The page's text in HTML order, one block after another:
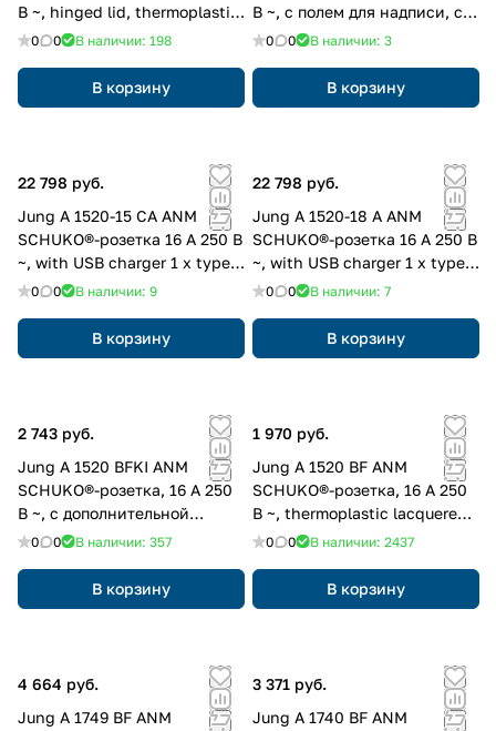
В ~, hinged lid, thermoplastic
lacquered, Серия A, матовый
0 0 В наличии: 198
В корзину
В ~, с полем для надписи, с
дополнительной защитой,,
Серия A, матовый антрацит
0 0 В наличии: 3
В корзину
22 798 руб.
Jung A 1520-15 CA ANM
SCHUKO®-розетка 16 A 250 В
~, with USB charger 1 x type A
+ 1 x type C, с
Серия A, матовый антрацит
0 0 В наличии: 9
В корзину
22 798 руб.
Jung A 1520-18 A ANM
SCHUKO®-розетка 16 A 250 В
~, with USB charger 1 x type
A, с дополнительной
0 0 В наличии: 7
В корзину
2 743 руб.
Jung A 1520 BFKI ANM
SCHUKO®-розетка, 16 A 250
В ~, с дополнительной
защитой,, thermoplastic
0 0 В наличии: 357
В корзину
1 970 руб.
Jung A 1520 BF ANM
SCHUKO®-розетка, 16 A 250
В ~, thermoplastic lacquered,
Серия A, матовый антрацит
0 0 В наличии: 2437
В корзину
4 664 руб.
Jung A 1749 BF ANM
3 371 руб.
Jung A 1740 BF ANM